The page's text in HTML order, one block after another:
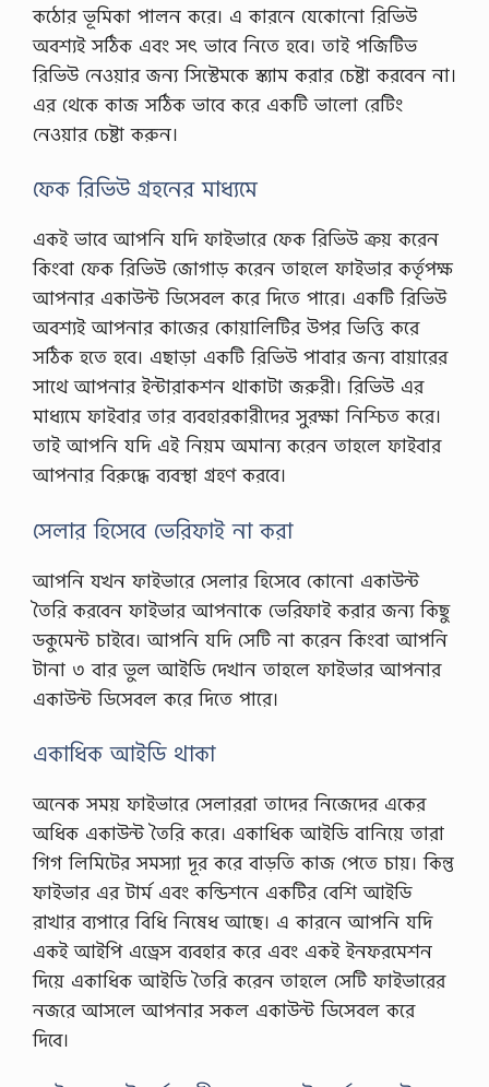
কঠোর ভূমিকা পালন করে। এ কারনে যেকোনো রিভিউ
অবশ্যই সঠিক এবং সৎ ভাবে নিতে হবে। তাই পজিটিভ
রিভিউ নেওয়ার জন্য সিস্টেমকে স্ক্যাম করার চেষ্টা করবেন না।
এর থেকে কাজ সঠিক ভাবে করে একটি ভালো রেটিং
নেওয়ার চেষ্টা করুন।
ফেক রিভিউ গ্রহনের মাধ্যমে
একই ভাবে আপনি যদি ফাইভারে ফেক রিভিউ ক্রয় করেন
কিংবা ফেক রিভিউ জোগাড় করেন তাহলে ফাইভার কর্তৃপক্ষ
আপনার একাউন্ট ডিসেবল করে দিতে পারে। একটি রিভিউ
অবশ্যই আপনার কাজের কোয়ালিটির উপর ভিত্তি করে
সঠিক হতে হবে। এছাড়া একটি রিভিউ পাবার জন্য বায়ারের
সাথে আপনার ইন্টারাকশন থাকাটা জরুরী। রিভিউ এর
মাধ্যমে ফাইবার তার ব্যবহারকারীদের সুরক্ষা নিশ্চিত করে।
তাই আপনি যদি এই নিয়ম অমান্য করেন তাহলে ফাইবার
আপনার বিরুদ্ধে ব্যবস্থা গ্রহণ করবে।
সেলার হিসেবে ভেরিফাই না করা
আপনি যখন ফাইভারে সেলার হিসেবে কোনো একাউন্ট
তৈরি করবেন ফাইভার আপনাকে ভেরিফাই করার জন্য কিছু
ডকুমেন্ট চাইবে। আপনি যদি সেটি না করেন কিংবা আপনি
টানা ৩ বার ভুল আইডি দেখান তাহলে ফাইভার আপনার
একাউন্ট ডিসেবল করে দিতে পারে।
একাধিক আইডি থাকা
অনেক সময় ফাইভারে সেলাররা তাদের নিজেদের একের
অধিক একাউন্ট তৈরি করে। একাধিক আইডি বানিয়ে তারা
গিগ লিমিটের সমস্যা দূর করে বাড়তি কাজ পেতে চায়। কিন্তু
ফাইভার এর টার্ম এবং কন্ডিশনে একটির বেশি আইডি
রাখার ব্যপারে বিধি নিষেধ আছে। এ কারনে আপনি যদি
একই আইপি এড্রেস ব্যবহার করে এবং একই ইনফরমেশন
দিয়ে একাধিক আইডি তৈরি করেন তাহলে সেটি ফাইভারের
নজরে আসলে আপনার সকল একাউন্ট ডিসেবল করে
দিবে।